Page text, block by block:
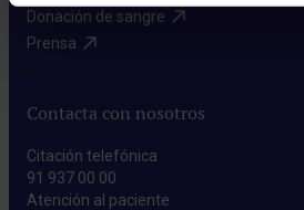
Donación de sangre​
Prensa​
Contacta con nosotros
Citación telefónica
91 937 00 00
Atención al paciente